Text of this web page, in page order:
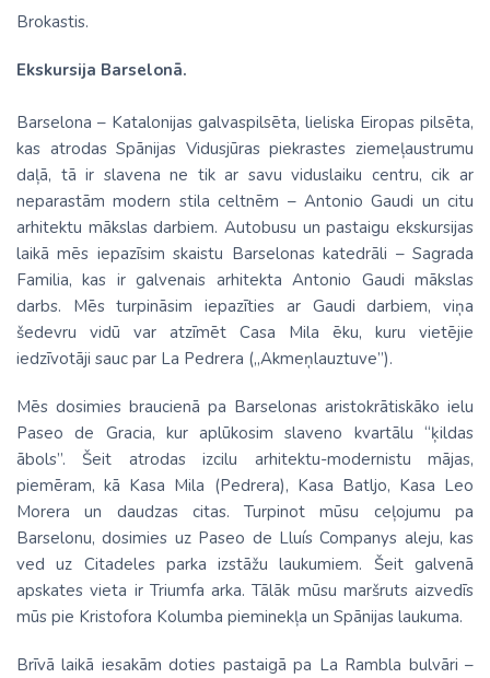
Brokastis.
Ekskursija Barselonā.
Barselona – Katalonijas galvaspilsēta, lieliska Eiropas pilsēta,
kas atrodas Spānijas Vidusjūras piekrastes ziemeļaustrumu
daļā, tā ir slavena ne tik ar savu viduslaiku centru, cik ar
neparastām modern stila celtnēm – Antonio Gaudi un citu
arhitektu mākslas darbiem. Autobusu un pastaigu ekskursijas
laikā mēs iepazīsim skaistu Barselonas katedrāli – Sagrada
Familia, kas ir galvenais arhitekta Antonio Gaudi mākslas
darbs. Mēs turpināsim iepazīties ar Gaudi darbiem, viņa
šedevru vidū var atzīmēt Casa Mila ēku, kuru vietējie
iedzīvotāji sauc par La Pedrera („Akmeņlauztuve”).
Mēs dosimies braucienā pa Barselonas aristokrātiskāko ielu
Paseo de Gracia, kur aplūkosim slaveno kvartālu “ķildas
ābols”. Šeit atrodas izcilu arhitektu-modernistu mājas,
piemēram, kā Kasa Mila (Pedrera), Kasa Batljo, Kasa Leo
Morera un daudzas citas. Turpinot mūsu ceļojumu pa
Barselonu, dosimies uz Paseo de Lluís Companys aleju, kas
ved uz Citadeles parka izstāžu laukumiem. Šeit galvenā
apskates vieta ir Triumfa arka. Tālāk mūsu maršruts aizvedīs
mūs pie Kristofora Kolumba pieminekļa un Spānijas laukuma.
Brīvā laikā iesakām doties pastaigā pa La Rambla bulvāri –